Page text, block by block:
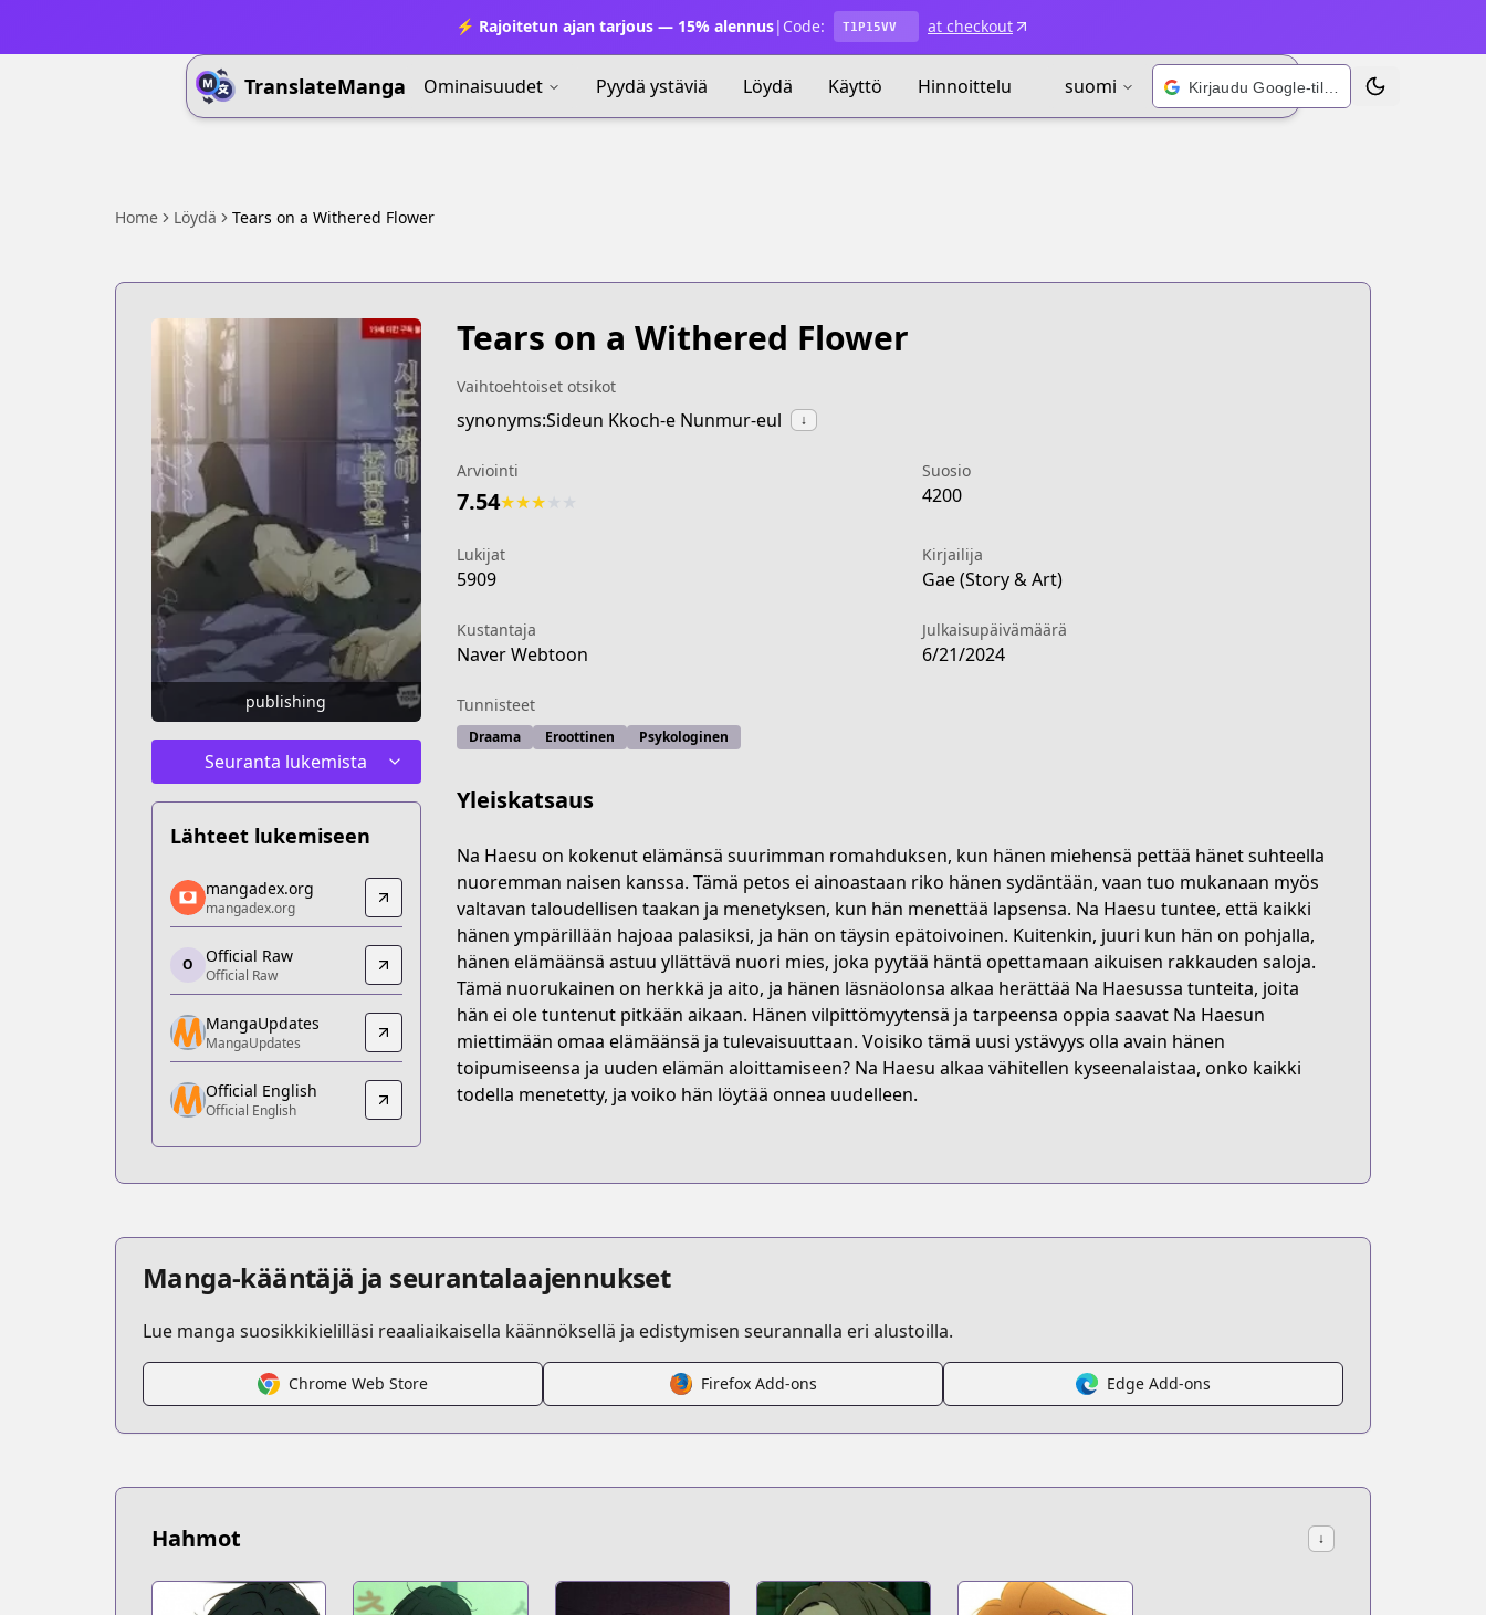
⚡ Rajoitetun ajan tarjous — 15% alennus| Code: T1P15VV at checkout
TranslateManga Ominaisuudet Pyydä ystäviä Löydä Käyttö Hinnoittelu suomi Kirjaudu Google-tilillä Vaihda teema
Home Löydä Tears on a Withered Flower
publishing
Seuranta lukemista
Lähteet lukemiseen
mangadex.org
mangadex.org
https://mangadex.org/title/05e7e729-2403-4bdd-965a-bde4de9e8484
Official Raw
Official Raw
https://comic.naver.com/webtoon/list?titleId=827190
MangaUpdates
MangaUpdates
https://www.mangaupdates.com/series.html?id=3pdw9ye
Official English
Official English
mangadex.org
mangadex.org
O Official Raw
Official Raw
MangaUpdates
MangaUpdates
Official English
Official English
Tears on a Withered Flower
Vaihtoehtoiset otsikot
synonyms:Sideun Kkoch-e Nunmur-eul ↓
Arviointi
7.54★★★
Suosio
4200
Lukijat
5909
Kirjailija
Gae (Story & Art)
Kustantaja
Naver Webtoon
Julkaisupäivämäärä
6/21/2024
Tunnisteet
Draama Eroottinen Psykologinen
Yleiskatsaus
Na Haesu on kokenut elämänsä suurimman romahduksen, kun hänen miehensä pettää hänet suhteella
nuoremman naisen kanssa. Tämä petos ei ainoastaan riko hänen sydäntään, vaan tuo mukanaan myös
valtavan taloudellisen taakan ja menetyksen, kun hän menettää lapsensa. Na Haesu tuntee, että kaikki
hänen ympärillään hajoaa palasiksi, ja hän on täysin epätoivoinen. Kuitenkin, juuri kun hän on pohjalla,
hänen elämäänsä astuu yllättävä nuori mies, joka pyytää häntä opettamaan aikuisen rakkauden saloja.
Tämä nuorukainen on herkkä ja aito, ja hänen läsnäolonsa alkaa herättää Na Haesussa tunteita, joita
hän ei ole tuntenut pitkään aikaan. Hänen vilpittömyytensä ja tarpeensa oppia saavat Na Haesun
miettimään omaa elämäänsä ja tulevaisuuttaan. Voisiko tämä uusi ystävyys olla avain hänen
toipumiseensa ja uuden elämän aloittamiseen? Na Haesu alkaa vähitellen kyseenalaistaa, onko kaikki
todella menetetty, ja voiko hän löytää onnea uudelleen.
Manga-kääntäjä ja seurantalaajennukset
Lue manga suosikkikielilläsi reaaliaikaisella käännöksellä ja edistymisen seurannalla eri alustoilla.
Chrome Web Store Firefox Add-ons Edge Add-ons
Hahmot ↓